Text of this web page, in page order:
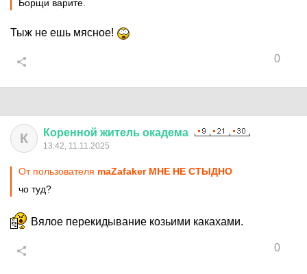
Борщи варите.
Тыж не ешь мясное!
0
К Коренной житель окадема
13:42, 11.11.2025
От пользователя maZafaker МНЕ НЕ СТЫДНО
чо туд?
Вялое перекидывание козьими какахами.
0